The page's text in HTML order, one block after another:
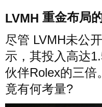
LVMH 重金布局
尽管 LVMH未公
示，其投入高达
伙伴Rolex的三倍
竟有何考量?